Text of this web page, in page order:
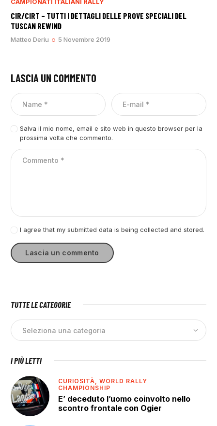
CAMPIONATI ITALIANI RALLY
CIR/CIRT – TUTTI I DETTAGLI DELLE PROVE SPECIALI DEL
TUSCAN REWIND
Matteo Deriu 5 Novembre 2019
LASCIA UN COMMENTO
Salva il mio nome, email e sito web in questo browser per la
prossima volta che commento.
I agree that my submitted data is being collected and stored.
TUTTE LE CATEGORIE
I PIÙ LETTI
CURIOSITÀ,WORLD RALLY
CHAMPIONSHIP
E’ deceduto l’uomo coinvolto nello
scontro frontale con Ogier